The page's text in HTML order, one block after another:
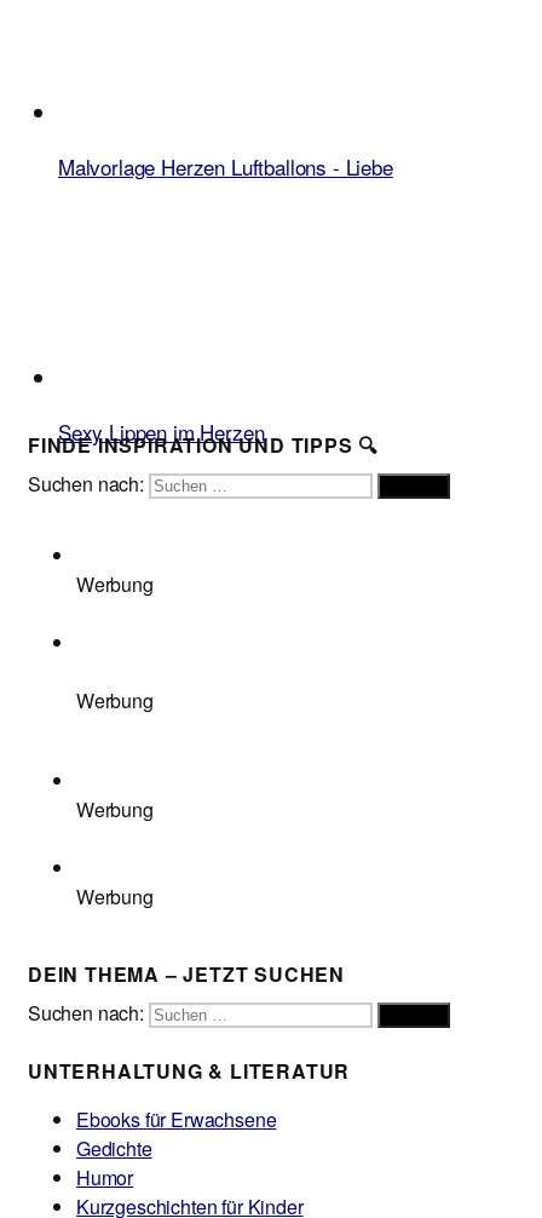
Malvorlage Herzen Luftballons - Liebe
Sexy Lippen im Herzen
FINDE INSPIRATION UND TIPPS 🔍
Suchen nach:
Werbung
Werbung
Werbung
Werbung
DEIN THEMA – JETZT SUCHEN
Suchen nach:
UNTERHALTUNG & LITERATUR
Ebooks für Erwachsene
Gedichte
Humor
Kurzgeschichten für Kinder